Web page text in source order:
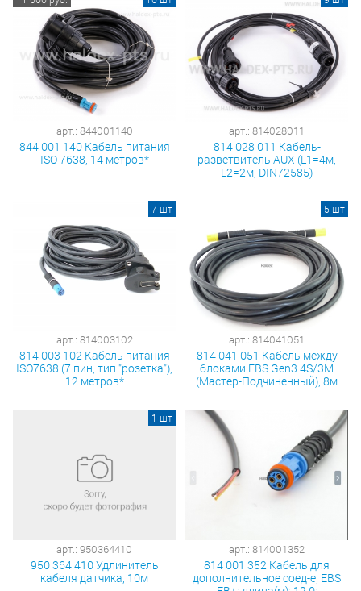
арт.: 844001140
844 001 140 Кабель питания
ISO 7638, 14 метров*
арт.: 814028011
814 028 011 Кабель-
разветвитель AUX (L1=4м,
L2=2м, DIN72585)
арт.: 814003102
814 003 102 Кабель питания
ISO7638 (7 пин, тип "розетка"),
12 метров*
7 шт
арт.: 814041051
814 041 051 Кабель между
блоками EBS Gen3 4S/3M
(Мастер-Подчиненный), 8м
5 шт
арт.: 950364410
950 364 410 Удлинитель
кабеля датчика, 10м
1 шт
арт.: 814001352
814 001 352 Кабель для
дополнительное соед-е; EBS